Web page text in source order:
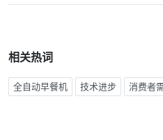
相关热词
全自动早餐机 技术进步 消费者